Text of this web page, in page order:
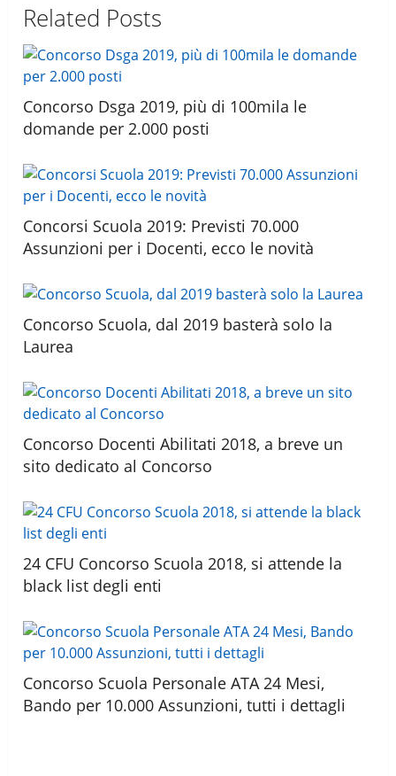
Related Posts
Concorso Dsga 2019, più di 100mila le
domande per 2.000 posti
Concorsi Scuola 2019: Previsti 70.000
Assunzioni per i Docenti, ecco le novità
Concorso Scuola, dal 2019 basterà solo la
Laurea
Concorso Docenti Abilitati 2018, a breve un
sito dedicato al Concorso
24 CFU Concorso Scuola 2018, si attende la
black list degli enti
Concorso Scuola Personale ATA 24 Mesi,
Bando per 10.000 Assunzioni, tutti i dettagli